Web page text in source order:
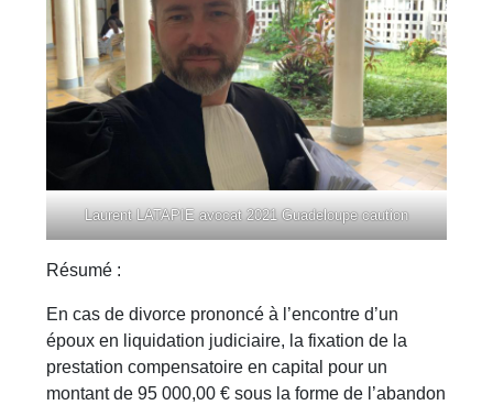
Laurent LATAPIE avocat 2021 Guadeloupe caution
Résumé :
En cas de divorce prononcé à l’encontre d’un
époux en liquidation judiciaire, la fixation de la
prestation compensatoire en capital pour un
montant de 95 000,00 € sous la forme de l’abandon